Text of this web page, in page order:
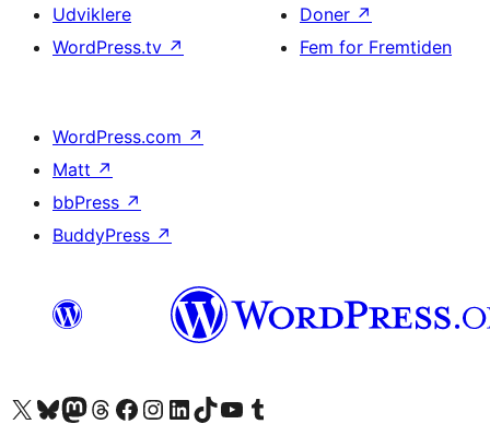
Udviklere
WordPress.tv ↗
Doner ↗
Fem for Fremtiden
WordPress.com ↗
Matt ↗
bbPress ↗
BuddyPress ↗
Besøg vores X (tidligere Twitter) konto
Besøg vores Bluesky-konto
Besøg vores Mastodon konto
Besøg vores Threads-konto
Besøg vores Facebook sideBesøg vores Instagram konto
Besøg vores LinkedIn konto
Besøg vores TikTok-konto
Besøg vores YouTube-kanalBesøg vores Tumblr-konto